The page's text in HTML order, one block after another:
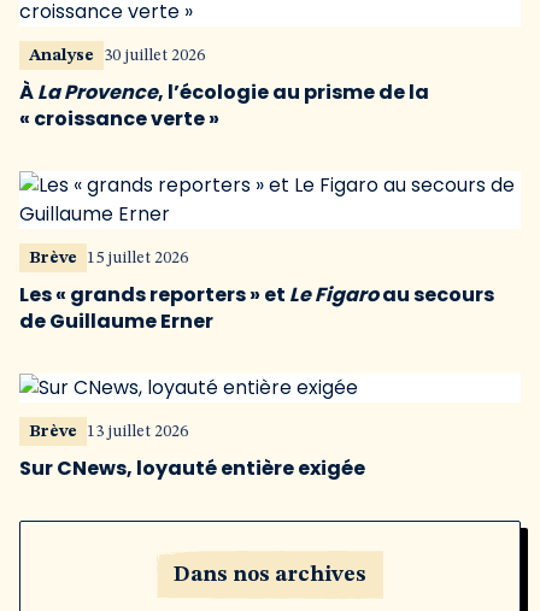
Analyse 30 juillet 2026
ÀLa Provence, l’écologie au prisme de la
« croissance verte »
Brève 15 juillet 2026
Les « grands reporters » et Le Figaroau secours
de Guillaume Erner
Brève 13 juillet 2026
Sur CNews, loyauté entière exigée
Dans nos archives